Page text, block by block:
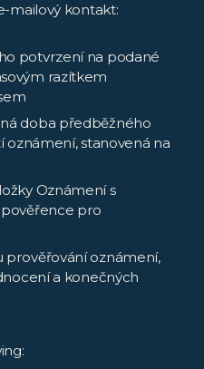
mailový kontakt:
potvrzení na podané
razítkem
doba předběžného
oznámení, stanovená na
Oznámení s
pro
oznámení,
a konečných